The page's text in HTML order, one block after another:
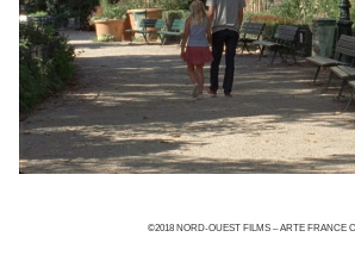
©2018 NORD-OUEST FILMS – ARTE FRANCE